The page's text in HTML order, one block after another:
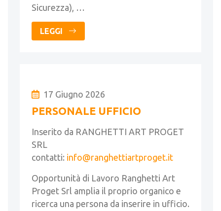
Sicurezza), …
LEGGI
17 Giugno 2026
PERSONALE UFFICIO
Inserito da RANGHETTI ART PROGET
SRL
contatti: info@ranghettiartproget.it
Opportunità di Lavoro Ranghetti Art
Proget Srl amplia il proprio organico e
ricerca una persona da inserire in ufficio.